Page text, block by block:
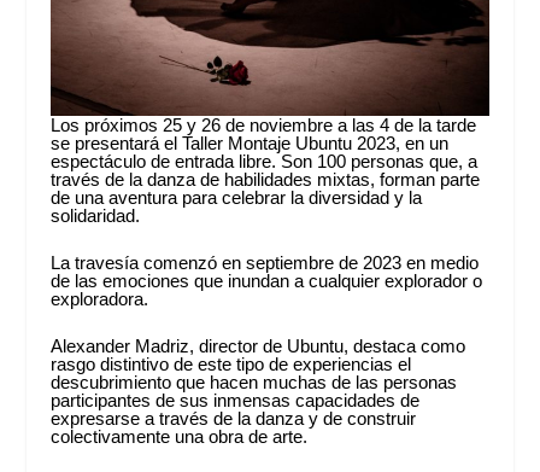
Los próximos 25 y 26 de noviembre a las 4 de la tarde
se presentará el Taller Montaje Ubuntu 2023, en un
espectáculo de entrada libre. Son 100 personas que, a
través de la danza de habilidades mixtas, forman parte
de una aventura para celebrar la diversidad y la
solidaridad.
La travesía comenzó en septiembre de 2023 en medio
de las emociones que inundan a cualquier explorador o
exploradora.
Alexander Madriz, director de Ubuntu, destaca como
rasgo distintivo de este tipo de experiencias el
descubrimiento que hacen muchas de las personas
participantes de sus inmensas capacidades de
expresarse a través de la danza y de construir
colectivamente una obra de arte.